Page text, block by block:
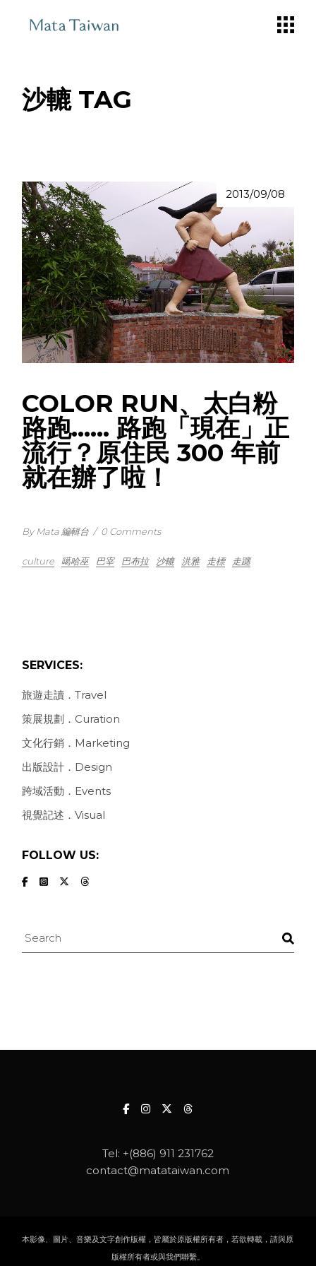
沙轆 TAG
2013/09/08
COLOR RUN、太白粉
路跑…… 路跑「現在」正
流行？原住民 300 年前
就在辦了啦！
By Mata 編輯台 / 0 Comments
culture 噶哈巫 巴宰 巴布拉 沙轆 洪雅 走標 走躔
SERVICES:
旅遊走讀．Travel
策展規劃．Curation
文化行銷．Marketing
出版設計．Design
跨域活動．Events
視覺記述．Visual
FOLLOW US:
Search
Tel: +(886) 911 231762
contact@matataiwan.com
本影像、圖片、音樂及文字創作版權，皆屬於原版權所有者，若欲轉載，請與原
版權所有者或與我們聯繫。